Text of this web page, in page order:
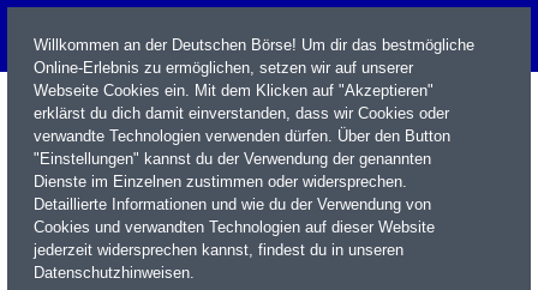
Name / WKN / ISIN / Kürzel
Willkommen an der Deutschen Börse! Um dir das bestmögliche
Online-Erlebnis zu ermöglichen, setzen wir auf unserer
Webseite Cookies ein. Mit dem Klicken auf "Akzeptieren"
erklärst du dich damit einverstanden, dass wir Cookies oder
verwandte Technologien verwenden dürfen. Über den Button
"Einstellungen" kannst du der Verwendung der genannten
Dienste im Einzelnen zustimmen oder widersprechen.
Detaillierte Informationen und wie du der Verwendung von
Cookies und verwandten Technologien auf dieser Website
jederzeit widersprechen kannst, findest du in unseren
Datenschutzhinweisen.